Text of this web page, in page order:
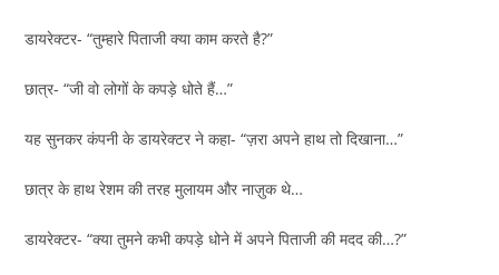
डायरेक्टर- “तुम्हारे पिताजी क्या काम करते है?”
छात्र- “जी वो लोगों के कपड़े धोते हैं…”
यह सुनकर कंपनी के डायरेक्टर ने कहा- “ज़रा अपने हाथ तो दिखाना…”
छात्र के हाथ रेशम की तरह मुलायम और नाज़ुक थे…
डायरेक्टर- “क्या तुमने कभी कपड़े धोने में अपने पिताजी की मदद की…?”